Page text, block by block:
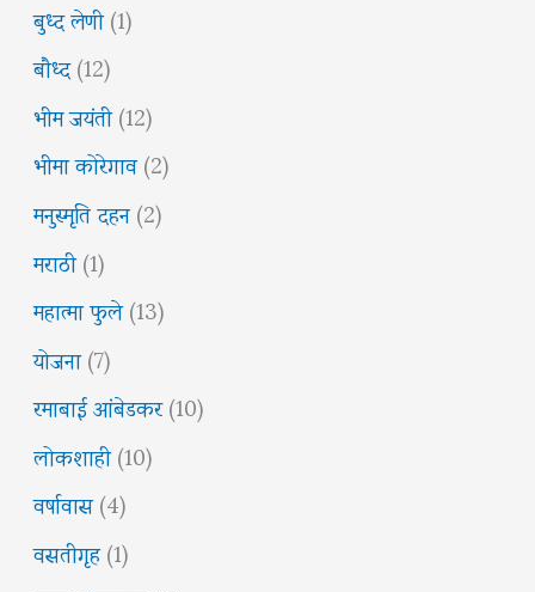
बुध्द लेणी(1)
बौध्द(12)
भीम जयंती(12)
भीमा कोरेगाव(2)
मनुस्मृति दहन(2)
मराठी(1)
महात्मा फुले(13)
योजना(7)
रमाबाई आंबेडकर(10)
लोकशाही(10)
वर्षावास(4)
वसतीगृह(1)